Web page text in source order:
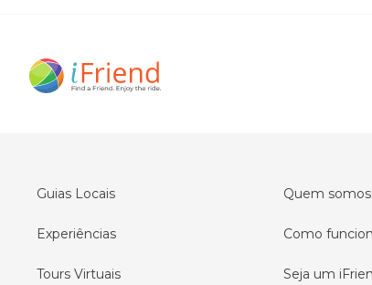
Guias Locais
Experiências
Tours Virtuais
Quem somos
Como
Seja um